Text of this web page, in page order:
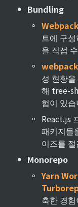
• Bundling
◦
트에 구
을 직접
◦
성 현황
해 tree-
험이 있
◦ React.js
패키지들
이즈를
• Monorepo
◦ Yarn
축한 경